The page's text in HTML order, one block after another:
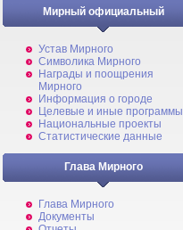
Мирный официальный
Устав Мирного
Символика Мирного
Награды и поощрения
Мирного
Информация о городе
Целевые и иные программы
Национальные проекты
Статистические данные
Глава Мирного
Глава Мирного
Документы